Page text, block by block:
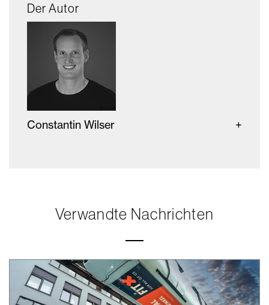
Der Autor
Constantin Wilser
Verwandte Nachrichten